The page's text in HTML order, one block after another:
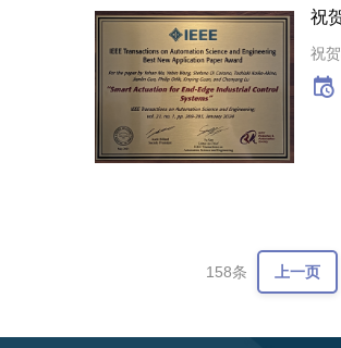
祝
祝
158条 上一页